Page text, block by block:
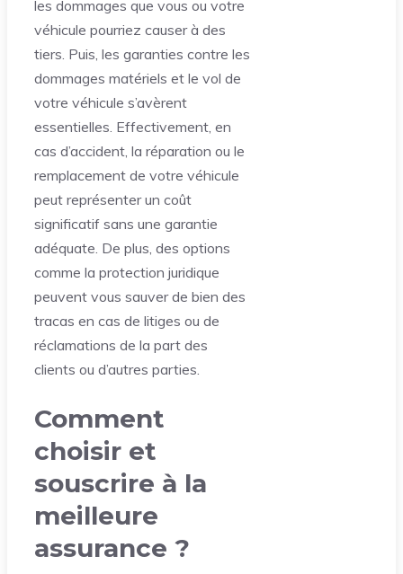
les dommages que vous ou votre
véhicule pourriez causer à des
tiers. Puis, les garanties contre les
dommages matériels et le vol de
votre véhicule s’avèrent
essentielles. Effectivement, en
cas d’accident, la réparation ou le
remplacement de votre véhicule
peut représenter un coût
significatif sans une garantie
adéquate. De plus, des options
comme la protection juridique
peuvent vous sauver de bien des
tracas en cas de litiges ou de
réclamations de la part des
clients ou d’autres parties.
Comment
choisir et
souscrire à la
meilleure
assurance ?